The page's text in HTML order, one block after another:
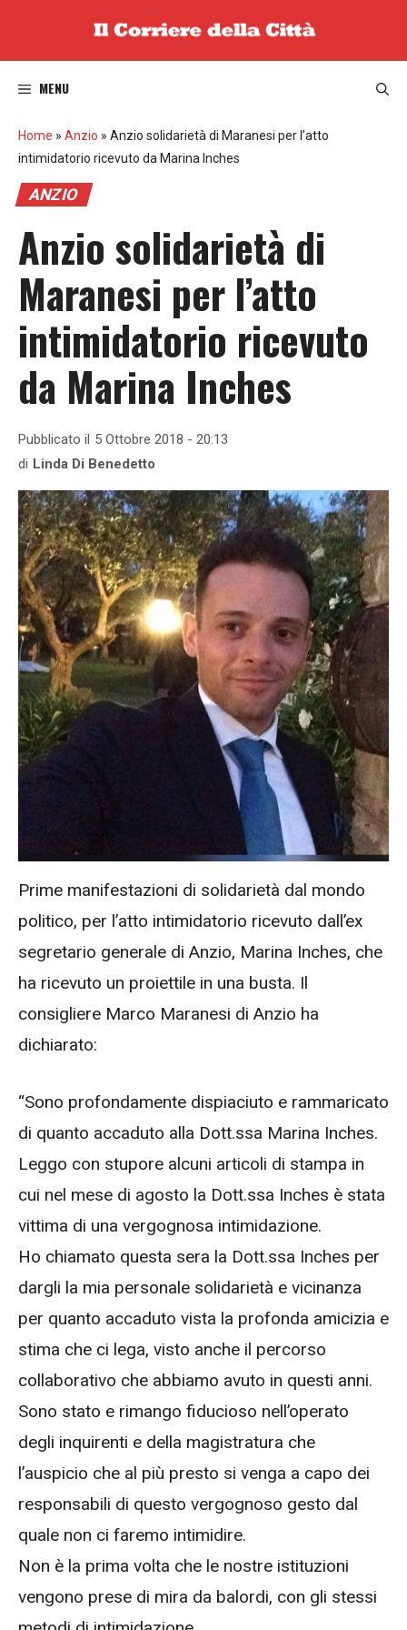
MENU
Home » Anzio » Anzio solidarietà di Maranesi per l’atto
intimidatorio ricevuto da Marina Inches
ANZIO
Anzio solidarietà di
Maranesi per l’atto
intimidatorio ricevuto
da Marina Inches
Pubblicato il 5 Ottobre 2018 - 20:13
di Linda Di Benedetto
Prime manifestazioni di solidarietà dal mondo
politico, per l’atto intimidatorio ricevuto dall’ex
segretario generale di Anzio, Marina Inches, che
ha ricevuto un proiettile in una busta. Il
consigliere Marco Maranesi di Anzio ha
dichiarato:
“Sono profondamente dispiaciuto e rammaricato
di quanto accaduto alla Dott.ssa Marina Inches.
Leggo con stupore alcuni articoli di stampa in
cui nel mese di agosto la Dott.ssa Inches è stata
vittima di una vergognosa intimidazione.
Ho chiamato questa sera la Dott.ssa Inches per
dargli la mia personale solidarietà e vicinanza
per quanto accaduto vista la profonda amicizia e
stima che ci lega, visto anche il percorso
collaborativo che abbiamo avuto in questi anni.
Sono stato e rimango fiducioso nell’operato
degli inquirenti e della magistratura che
l’auspicio che al più presto si venga a capo dei
responsabili di questo vergognoso gesto dal
quale non ci faremo intimidire.
Non è la prima volta che le nostre istituzioni
vengono prese di mira da balordi, con gli stessi